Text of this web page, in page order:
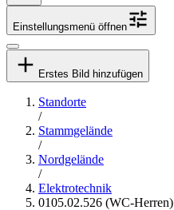
Einstellungsmenü öffnen
Erstes Bild hinzufügen
Standorte
/
Stammgelände
/
Nordgelände
/
Elektrotechnik
0105.02.526 (WC-Herren)